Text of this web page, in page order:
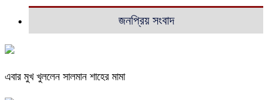
জনপ্রিয় সংবাদ
এবার মুখ খুললেন সালমান শাহের মামা